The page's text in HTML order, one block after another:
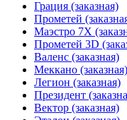
Грация (заказная)
Прометей
Маэстро 7Х
Прометей 3D
Валенс (заказная)
Меккано (заказная)
Легион (заказная)
Президент
Вектор (заказная)